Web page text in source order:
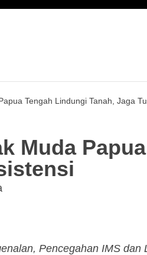
Tengah Lindungi Tanah, Jaga
Muda
Pencegahan IMS